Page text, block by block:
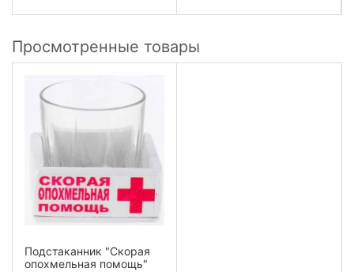
Просмотренные товары
Подстаканник "Скорая
опохмельная помощь"